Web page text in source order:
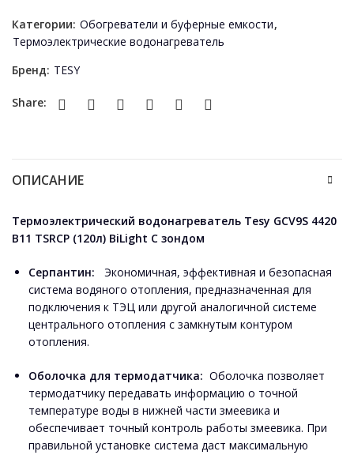
Категории: Обогреватели и буферные емкости,
Термоэлектрические водонагреватель
Бренд: TESY
Share:
ОПИСАНИЕ
Термоэлектрический водонагреватель Tesy GCV9S 4420
B11 TSRCP (120л) BiLight С зондом
Серпантин: Экономичная, эффективная и безопасная
система водяного отопления, предназначенная для
подключения к ТЭЦ или другой аналогичной системе
центрального отопления с замкнутым контуром
отопления.
Оболочка для термодатчика: Оболочка позволяет
термодатчику передавать информацию о точной
температуре воды в нижней части змеевика и
обеспечивает точный контроль работы змеевика. При
правильной установке система даст максимальную